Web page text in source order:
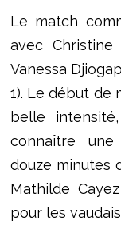
Le match
avec
Vanessa
1). Le début de
belle
connaître
douze minutes
Mathilde
pour les